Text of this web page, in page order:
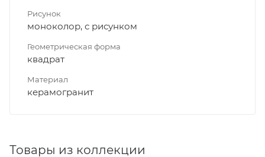
Рисунок
моноколор, с рисунком
Геометрическая форма
квадрат
Материал
керамогранит
Товары из коллекции